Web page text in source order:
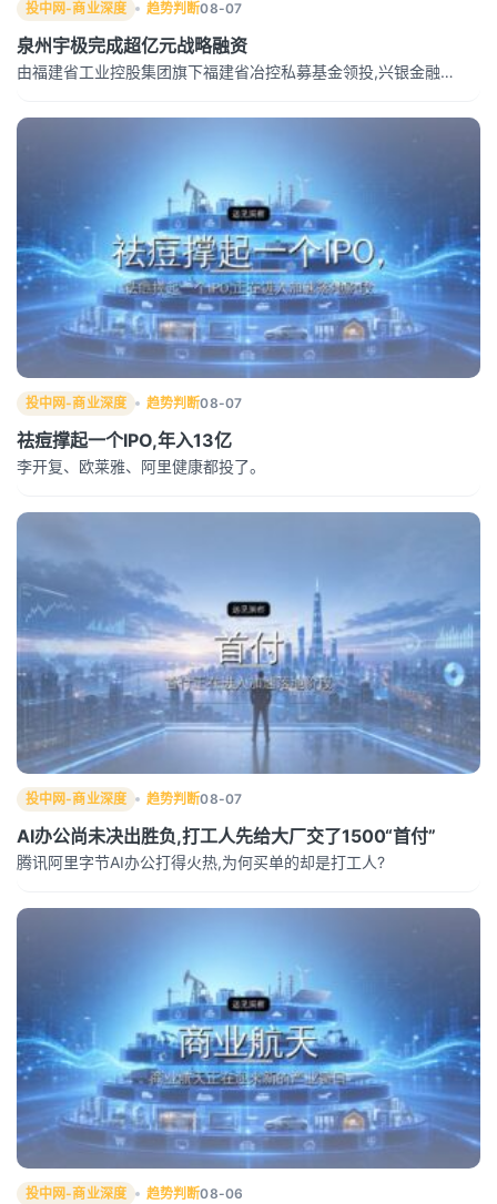
投中网-商业深度 趋势判断08-07
泉州宇极完成超亿元战略融资
由福建省工业控股集团旗下福建省冶控私募基金领投,兴银金融…
投中网-商业深度 趋势判断08-07
祛痘撑起一个IPO,年入13亿
李开复、欧莱雅、阿里健康都投了。
投中网-商业深度 趋势判断08-07
AI办公尚未决出胜负,打工人先给大厂交了1500“首付”
腾讯阿里字节AI办公打得火热,为何买单的却是打工人?
投中网-商业深度 趋势判断08-06